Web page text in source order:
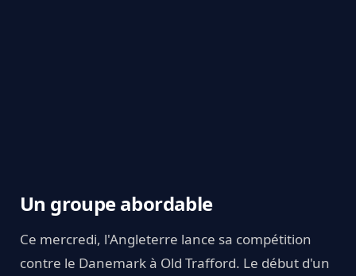
Un groupe abordable
Ce mercredi, l'Angleterre lance sa compétition
contre le Danemark à Old Trafford. Le début d'un